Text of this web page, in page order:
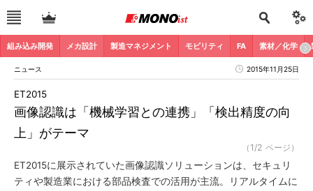
組み込み開発 メカ設計 製造マネジメント モビリティ FA 素材／化学
ニュース 2015年11月25日
画像認識は「機械学習との連携」「検出精度の向
上」がテーマ
ET2015
（1/2 ページ）
ET2015に展示されていた画像認識ソリューションは、セキュリ
ティや製造業における部品検査での活用が主流。リアルタイムに